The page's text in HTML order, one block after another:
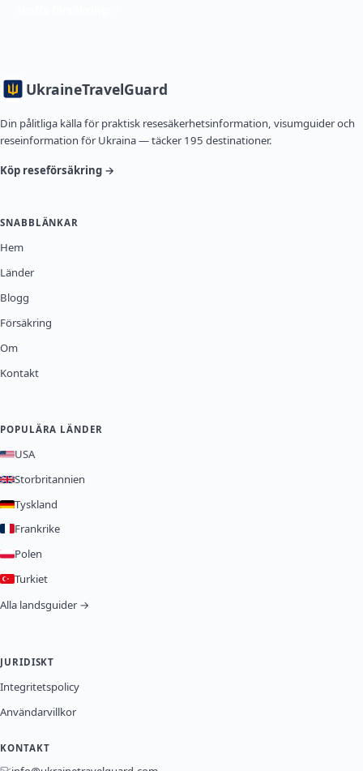
UkraineTravelGuard
Din pålitliga källa för praktisk resesäkerhetsinformation, visumguider och
reseinformation för Ukraina — täcker 195 destinationer.
Köp reseförsäkring →
SNABBLÄNKAR
Hem
Länder
Blogg
Försäkring
Om
Kontakt
POPULÄRA LÄNDER
USA
Storbritannien
Tyskland
Frankrike
Polen
Turkiet
Alla landsguider →
JURIDISKT
Integritetspolicy
Användarvillkor
KONTAKT